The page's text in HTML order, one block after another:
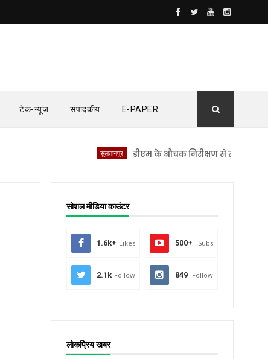
टेक-न्यूज संपादकीय E-PAPER
डीएम के औचक निरीक्षण से सीएचसी लंभुआ में
सोशल मीडिया काउंटर
1.6k+ Likes 500+ Subs
2.1k Follow 849 Follow
लोकप्रिय खबर